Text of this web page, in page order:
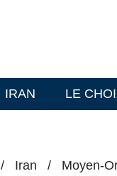
IRAN LE
/ Iran / Moyen-